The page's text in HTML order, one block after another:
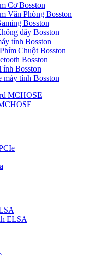
Cơ Bosston
Văn Phòng Bosston
Bosston
dây Bosston
tính Bosston
Chuột Bosston
Bosston
Bosston
máy tính Bosston
MCHOSE
ELSA